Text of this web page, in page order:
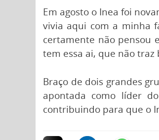
Em agosto o Inea foi
vivia aqui com a minha
certamente não pensou
tem essa ai, que não traz
Braço de dois grandes
apontada como líder
contribuindo para que o